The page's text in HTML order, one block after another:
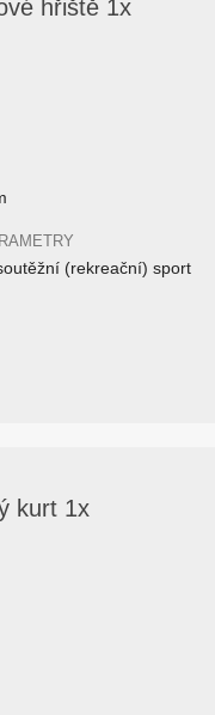
hřiště 1x
(rekreační) sport
kurt 1x